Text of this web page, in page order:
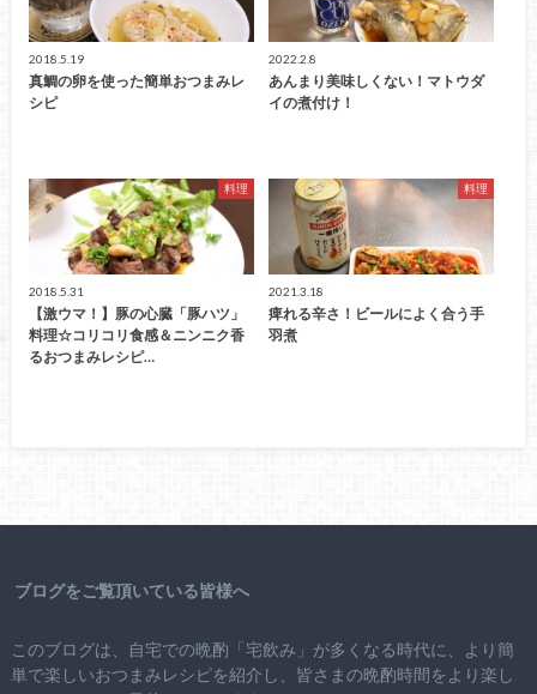
2018.5.19
真鯛の卵を使った簡単おつまみレ
シピ
2022.2.8
あんまり美味しくない！マトウダ
イの煮付け！
料理
2018.5.31
【激ウマ！】豚の心臓「豚ハツ」
料理☆コリコリ食感＆ニンニク香
るおつまみレシピ…
料理
2021.3.18
痺れる辛さ！ビールによく合う手
羽煮
ブログをご覧頂いている皆様へ
このブログは、自宅での晩酌「宅飲み」が多くなる時代に、より簡
単で楽しいおつまみレシピを紹介し、皆さまの晩酌時間をより楽し